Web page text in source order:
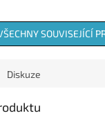
SOUVISEJÍCÍ
Diskuze